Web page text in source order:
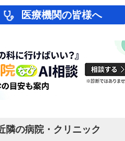
医療機関の皆様へ
隣の病院・クリニック